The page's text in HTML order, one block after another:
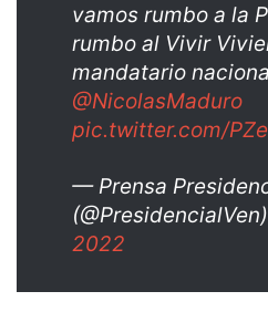
vamos rumbo a la
rumbo al Vivir
mandatario
@NicolasMaduro
pic.twitter.com/
— Prensa
2022